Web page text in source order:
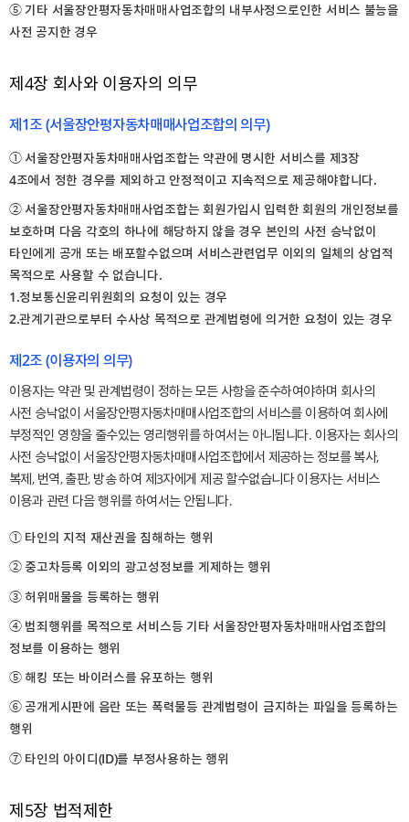
⑤ 기타 서울장안평자동차매매사업조합의 내부사정으로인한 서비스 불능을
사전 공지한 경우
제4장 회사와 이용자의 의무
제1조 (서울장안평자동차매매사업조합의 의무)
① 서울장안평자동차매매사업조합는 약관에 명시한 서비스를 제3장
4조에서 정한 경우를 제외하고 안정적이고 지속적으로 제공해야합니다.
② 서울장안평자동차매매사업조합는 회원가입시 입력한 회원의 개인정보를
보호하며 다음 각호의 하나에 해당하지 않을 경우 본인의 사전 승낙없이
타인에게 공개 또는 배포할수없으며 서비스관련업무 이외의 일체의 상업적
목적으로 사용할 수 없습니다.
1.정보통신윤리위원회의 요청이 있는 경우
2.관계기관으로부터 수사상 목적으로 관계법령에 의거한 요청이 있는 경우
제2조 (이용자의 의무)
이용자는 약관 및 관계법령이 정하는 모든 사항을 준수하여야하며 회사의
사전 승낙없이 서울장안평자동차매매사업조합의 서비스를 이용하여 회사에
부정적인 영향을 줄수있는 영리행위를 하여서는 아니됩니다. 이용자는 회사의
사전 승낙없이 서울장안평자동차매매사업조합에서 제공하는 정보를 복사,
복제, 번역, 출판, 방송 하여 제3자에게 제공 할수없습니다 이용자는 서비스
이용과 관련 다음 행위를 하여서는 안됩니다.
① 타인의 지적 재산권을 침해하는 행위
② 중고차등록 이외의 광고성정보를 게제하는 행위
③ 허위매물을 등록하는 행위
④ 범죄행위를 목적으로 서비스등 기타 서울장안평자동차매매사업조합의
정보를 이용하는 행위
⑤ 해킹 또는 바이러스를 유포하는 행위
⑥ 공개게시판에 음란 또는 폭력물등 관계법령이 금지하는 파일을 등록하는
행위
⑦ 타인의 아이디(ID)를 부정사용하는 행위
제5장 법적제한